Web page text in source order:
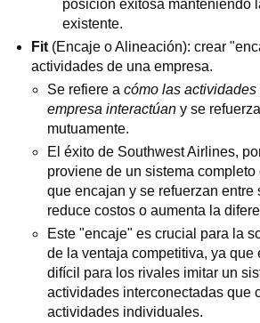
posición exitosa manteniendo
existente.
Fit (Encaje o Alineación): crear
actividades de una empresa.
Se refiere a cómo las actividades
empresa interactúany se
mutuamente.
El éxito de Southwest Airlines,
proviene de un sistema
que encajan y se refuerzan entre
reduce costos o aumenta la
Este "encaje" es crucial para la
de la ventaja competitiva, ya que
difícil para los rivales imitar un
actividades interconectadas que
actividades individuales.